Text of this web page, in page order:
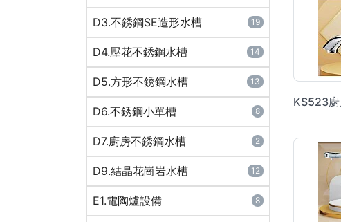
D3.不銹鋼SE造形水槽 19
D4.壓花不銹鋼水槽 14
D5.方形不銹鋼水槽 13
D6.不銹鋼小單槽 8
D7.廚房不銹鋼水槽 2
D9.結晶花崗岩水槽 12
E1.電陶爐設備 8